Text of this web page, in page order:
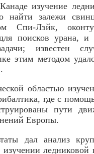
изучение
найти залежи
Спи-Лэйк,
поисков урана, и
известен
этим методом
областью
где с
пути
Европы.
дал анализ
ледниковой